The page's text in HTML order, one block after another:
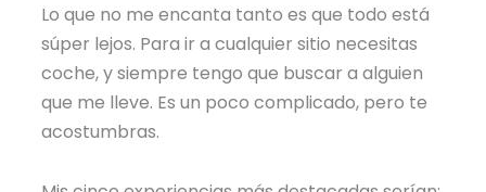
Lo que no me encanta tanto es que todo está
súper lejos. Para ir a cualquier sitio necesitas
coche, y siempre tengo que buscar a alguien
que me lleve. Es un poco complicado, pero te
acostumbras.